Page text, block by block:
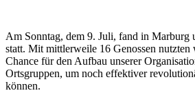
Am Sonntag, dem 9. Juli, fand in Marburg
statt. Mit mittlerweile 16 Genossen
Chance für den Aufbau unserer
Ortsgruppen, um noch effektiver
können.